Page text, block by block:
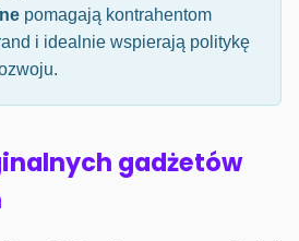
pomagają kontrahentom
i idealnie wspierają politykę
gadżetów